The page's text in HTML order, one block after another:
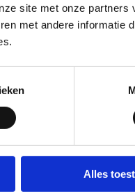
site met onze partners
met andere informatie
Alles
op
met je sportclub,
vind je alles wat je
van kajakken
Maar ook voor allerlei
uitstekende faciliteiten.